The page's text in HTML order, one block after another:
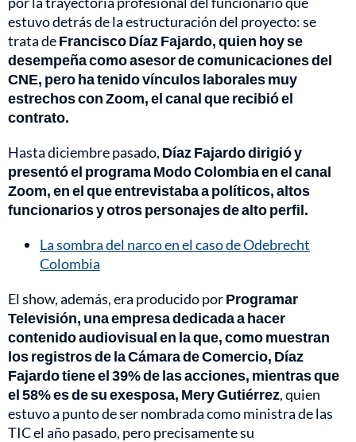
estuvo detrás de la estructuración del proyecto: se
trata deFrancisco Díaz Fajardo, quien hoy se
desempeña como asesor de comunicaciones del
CNE, pero ha tenido vínculos laborales muy
estrechos con Zoom, el canal que recibió el
contrato.
Hasta diciembre pasado, Díaz Fajardo dirigió y
presentó el programa Modo Colombia en el canal
Zoom, en el que entrevistaba a políticos, altos
funcionarios y otros personajes de alto perfil.
La sombra del narco en el caso de Odebrecht
Colombia
El show, además, era producido porProgramar
Televisión, una empresa dedicada a hacer
contenido audiovisual en la que, como muestran
los registros de la Cámara de Comercio, Díaz
Fajardo tiene el 39% de las acciones, mientras que
el 58% es de su exesposa, Mery Gutiérrez, quien
estuvo a punto de ser nombrada como ministra de las
TIC el año pasado, pero precisamente su